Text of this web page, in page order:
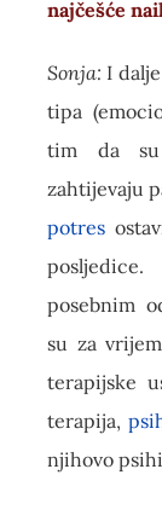
najčešće
Sonja: I
tipa
tim da su
zahtijevaju
potres
posebnim
su za
terapijske
terapija,
njihovo